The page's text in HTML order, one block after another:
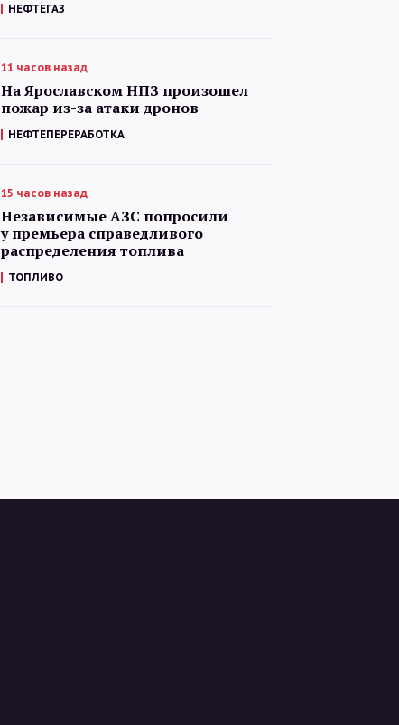
НЕФТЕГАЗ
11 часов назад
На Ярославском НПЗ произошел
пожар из-за атаки дронов
НЕФТЕПЕРЕРАБОТКА
15 часов назад
Независимые АЗС попросили
у премьера справедливого
распределения топлива
ТОПЛИВО